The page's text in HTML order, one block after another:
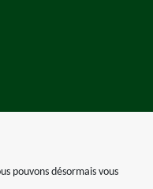
pouvons désormais vous